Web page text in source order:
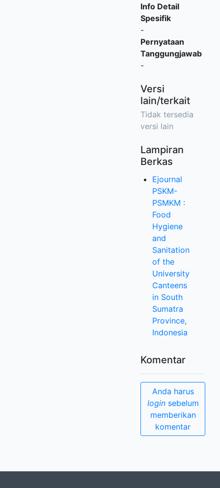
Info Detail
Spesifik
-
Pernyataan
Tanggungjawab
-
Versi
lain/terkait
Tidak tersedia
versi lain
Lampiran
Berkas
Ejournal
PSKM-
PSMKM :
Food
Hygiene
and
Sanitation
of the
University
Canteens
in South
Sumatra
Province,
Indonesia
Komentar
Anda harus
loginsebelum
memberikan
komentar